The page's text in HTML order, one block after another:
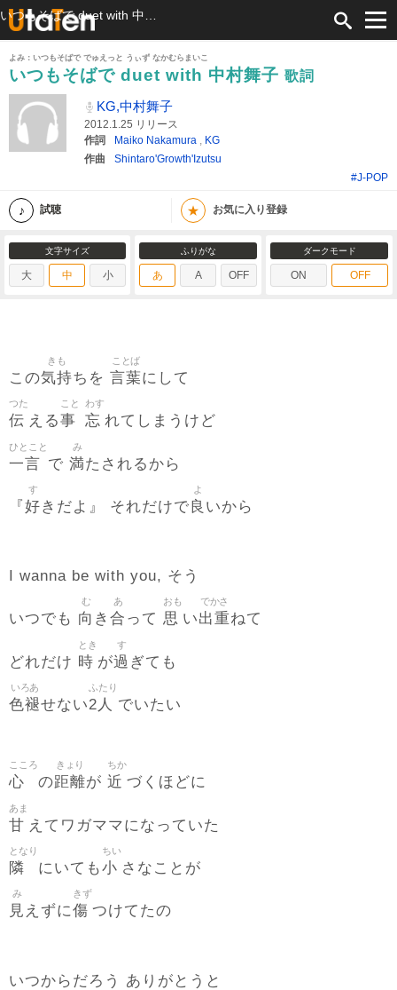
よみ：いつもそばで でゅえっと うぃず なかむらまいこ
いつもそばで duet with 中村舞子 歌詞
KG,中村舞子
2012.1.25 リリース
作詞
Maiko Nakamura , KG
作曲
Shintaro'Growth'Izutsu
#J-POP
試聴 ★ お気に入り登録
文字サイズ
大 中 小
ふりがな
あ A OFF
ダークモード
ON OFF
この気持
きも
ちを 言葉
ことば
にして
伝
つた
える事
こと
忘
わす
れてしまうけど
一言
ひとこと
で 満
み
たされるから
『 好
す
きだよ』 それだけで良
よ
いから
I wanna be with you, そう
いつでも 向
む
き 合
あ
って 思
おも
い出重
でかさ
ねて
どれだけ 時
とき
が過
す
ぎても
色褪
いろあ
せない2人
ふたり
でいたい
心
こころ
の距離
きょり
が 近
ちか
づくほどに
甘
あま
えてワガママになっていた
隣
となり
にいても小
ちい
さなことが
見
み
えずに傷
きず
つけてたの
いつからだろう ありがとうと